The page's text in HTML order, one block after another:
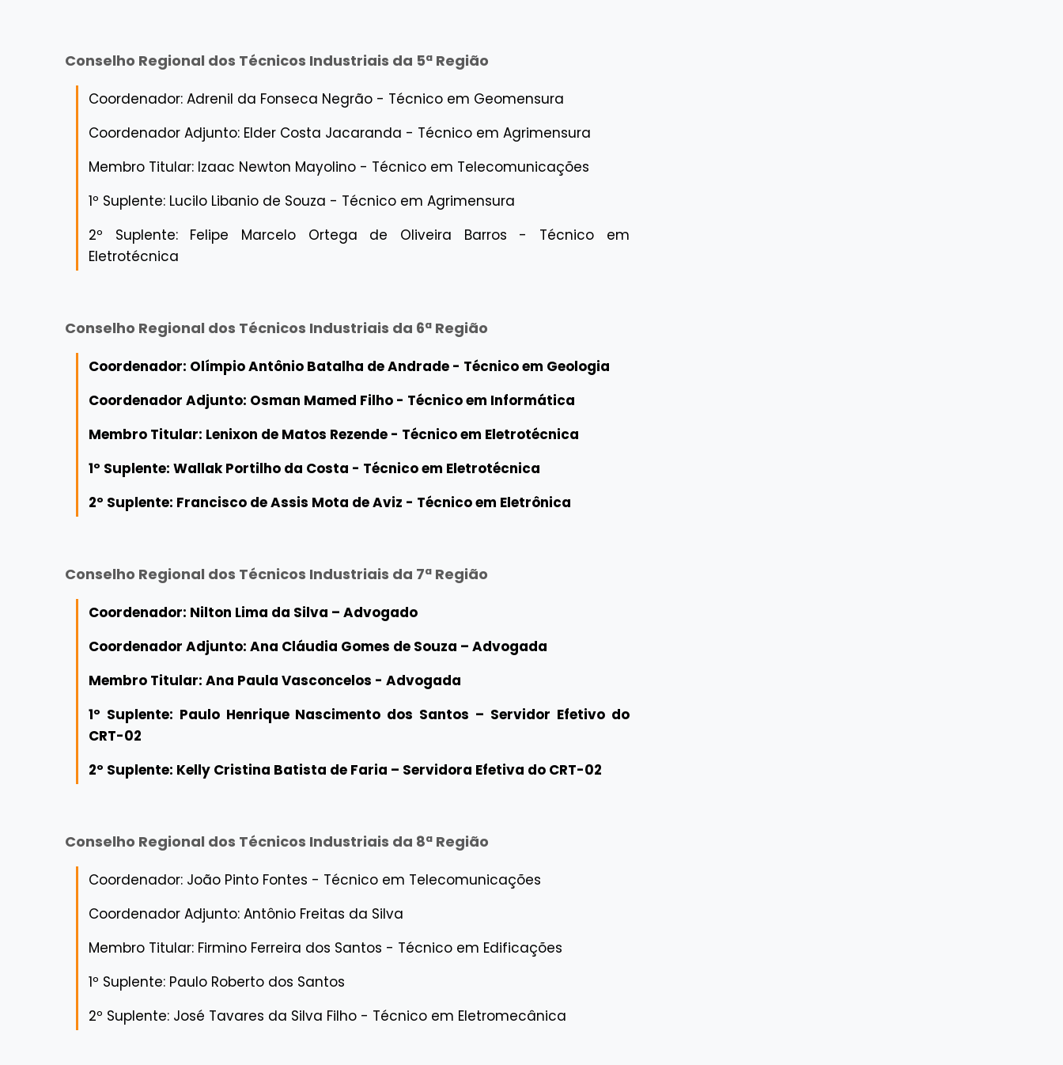
Conselho Regional dos Técnicos Industriais da 5ª Região
Coordenador: Adrenil da Fonseca Negrão - Técnico em Geomensura
Coordenador Adjunto: Elder Costa Jacaranda - Técnico em Agrimensura
Membro Titular: Izaac Newton Mayolino - Técnico em Telecomunicações
1º Suplente: Lucilo Libanio de Souza - Técnico em Agrimensura
2º Suplente: Felipe Marcelo Ortega de Oliveira Barros - Técnico em
Eletrotécnica
Conselho Regional dos Técnicos Industriais da 6ª Região
Coordenador: Olímpio Antônio Batalha de Andrade - Técnico em Geologia
Coordenador Adjunto: Osman Mamed Filho - Técnico em Informática
Membro Titular: Lenixon de Matos Rezende - Técnico em Eletrotécnica
1º Suplente: Wallak Portilho da Costa - Técnico em Eletrotécnica
2º Suplente: Francisco de Assis Mota de Aviz - Técnico em Eletrônica
Conselho Regional dos Técnicos Industriais da 7ª Região
Coordenador: Nilton Lima da Silva – Advogado
Coordenador Adjunto: Ana Cláudia Gomes de Souza – Advogada
Membro Titular: Ana Paula Vasconcelos - Advogada
1º Suplente: Paulo Henrique Nascimento dos Santos – Servidor Efetivo do
CRT-02
2º Suplente: Kelly Cristina Batista de Faria – Servidora Efetiva do CRT-02
Conselho Regional dos Técnicos Industriais da 8ª Região
Coordenador: João Pinto Fontes - Técnico em Telecomunicações
Coordenador Adjunto: Antônio Freitas da Silva
Membro Titular: Firmino Ferreira dos Santos - Técnico em Edificações
1º Suplente: Paulo Roberto dos Santos
2º Suplente: José Tavares da Silva Filho - Técnico em Eletromecânica